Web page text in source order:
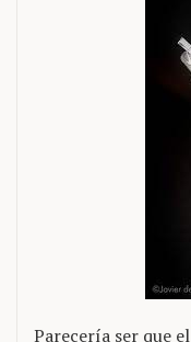
Parecería ser que el